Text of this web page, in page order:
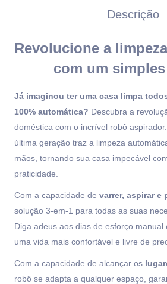
Descrição
Revolucione a
com um
Já imaginou ter uma casa limpa
100% automática? Descubra a
doméstica com o incrível robô
última geração traz a limpeza
mãos, tornando sua casa impecável
praticidade.
Com a capacidade de varrer, aspirar e
solução 3-em-1 para todas as suas
Diga adeus aos dias de esforço manual
uma vida mais confortável e livre de
Com a capacidade de alcançar os
robô se adapta a qualquer espaço,